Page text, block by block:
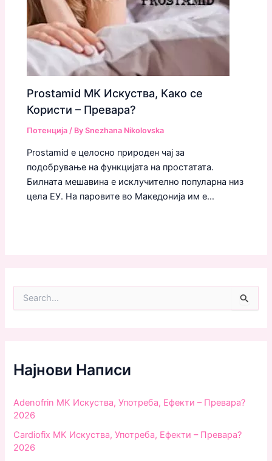
Prostamid MK Искуства, Како се
Користи – Превара?
Потенција / BySnezhana Nikolovska
Prostamid е целосно природен чај за
подобрување на функцијата на простатата.
Билната мешавина е исклучително популарна низ
цела ЕУ. На паровите во Македонија им е…
f
o
:
Најнови Написи
Adenofrin MK Искуства, Употреба, Ефекти – Превара?
2026
Cardiofix MK Искуства, Употреба, Ефекти – Превара?
2026